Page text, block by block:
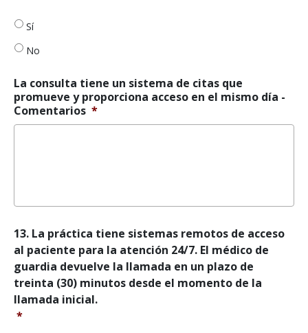
sistema
de
citas
promueve
y
proporciona
acceso
Sí
No
La consulta tiene un sistema de citas que
promueve y proporciona acceso en el mismo día -
Comentarios *
13.
La
práctica
tiene
sistemas
remotos
de
13. La práctica tiene sistemas remotos de acceso
al paciente para la atención 24/7. El médico de
guardia devuelve la llamada en un plazo de
treinta (30) minutos desde el momento de la
llamada inicial.
*